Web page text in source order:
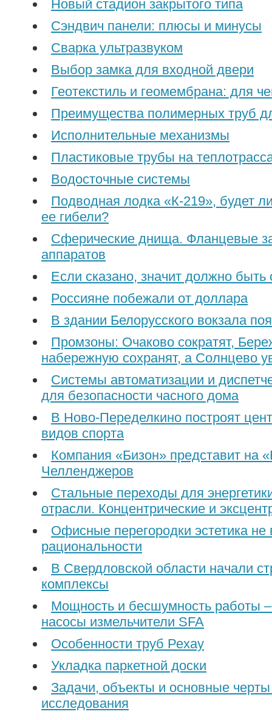
Новый стадион закрытого типа
Сэндвич панели: плюсы и минусы
Сварка ультразвуком
Выбор замка для входной двери
Геотекстиль и геомембрана: для
Преимущества полимерных труб
Исполнительные механизмы
Пластиковые трубы на
Водосточные системы
Подводная лодка «К-219», будет
ее гибели?
Сферические днища. Фланцевые
аппаратов
Если сказано, значит должно быть
Россияне побежали от доллара
В здании Белорусского вокзала
Промзоны: Очаково сократят,
набережную сохранят, а Солнцево
Cистемы автоматизации и
для безопасности часного дома
В Ново-Переделкино построят
видов спорта
Компания «Бизон» представит на
Челленджеров
Стальные переходы для
отрасли. Концентрические и
Офисные перегородки эстетика
рациональности
В Свердловской области начали
комплексы
Мощность и бесшумность работы –
насосы измельчители SFA
Особенности труб Рехау
Укладка паркетной доски
Задачи, объекты и основные
исследования